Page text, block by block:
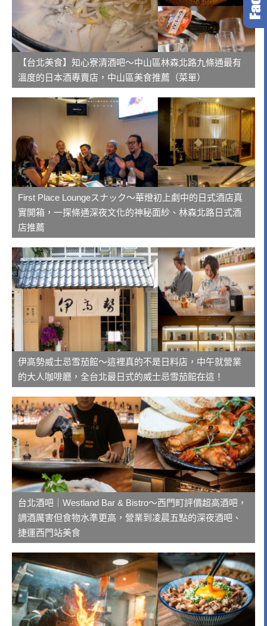
【台北美食】知心寮清酒吧～中山區林森北路九條通最有
溫度的日本酒專賣店，中山區美食推薦（菜單）
First Place Loungeスナック～華燈初上劇中的日式酒店真
實開箱，一探條通深夜文化的神秘面紗、林森北路日式酒
店推薦
伊高勢威士忌雪茄館～這裡真的不是日料店，中午就營業
的大人咖啡廳，全台北最日式的威士忌雪茄館在這！
台北酒吧｜Westland Bar & Bistro～西門町評價超高酒吧，
調酒厲害但食物水準更高，營業到凌晨五點的深夜酒吧、
捷運西門站美食